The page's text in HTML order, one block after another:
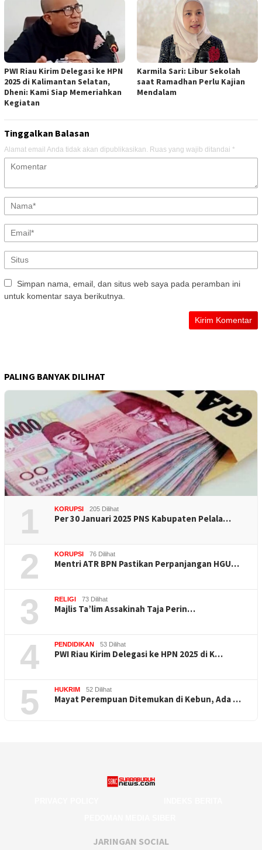
PWI Riau Kirim Delegasi ke HPN
2025 di Kalimantan Selatan,
Dheni: Kami Siap Memeriahkan
Kegiatan
Karmila Sari: Libur Sekolah
saat Ramadhan Perlu Kajian
Mendalam
Tinggalkan Balasan
Alamat email Anda tidak akan dipublikasikan. Ruas yang wajib ditandai *
Simpan nama, email, dan situs web saya pada peramban ini
untuk komentar saya berikutnya.
PALING BANYAK DILIHAT
1 KORUPSI 205 Dilihat
Per 30 Januari 2025 PNS Kabupaten Pelala…
2 KORUPSI 76 Dilihat
Mentri ATR BPN Pastikan Perpanjangan HGU…
3 RELIGI 73 Dilihat
Majlis Ta’lim Assakinah Taja Perin…
4 PENDIDIKAN 53 Dilihat
PWI Riau Kirim Delegasi ke HPN 2025 di K…
5 HUKRIM 52 Dilihat
Mayat Perempuan Ditemukan di Kebun, Ada …
JARINGAN SOCIAL